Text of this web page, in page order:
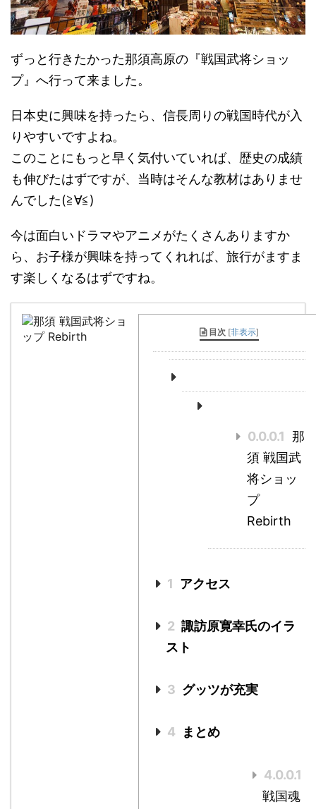
ずっと行きたかった那須高原の『戦国武将ショッ
プ』へ行って来ました。
日本史に興味を持ったら、信長周りの戦国時代が入
りやすいですよね。
このことにもっと早く気付いていれば、歴史の成績
も伸びたはずですが、当時はそんな教材はありませ
んでした(≧∀≦)
今は面白いドラマやアニメがたくさんありますか
ら、お子様が興味を持ってくれれば、旅行がますま
す楽しくなるはずですね。
目次 [非表示]
0.0.0.1 那
須 戦国武
将ショッ
プ
Rebirth
1 アクセス
2 諏訪原寛幸氏のイラ
スト
3 グッツが充実
4 まとめ
4.0.0.1
戦国魂